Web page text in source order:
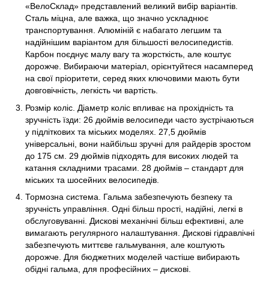
«ВелоСклад» представлений великий вибір варіантів.
Сталь міцна, але важка, що значно ускладнює
транспортування. Алюміній є набагато легшим та
надійнішим варіантом для більшості велосипедистів.
Карбон поєднує малу вагу та жорсткість, але коштує
дорожче. Вибираючи матеріал, орієнтуйтеся насамперед
на свої пріоритети, серед яких ключовими мають бути
довговічність, легкість чи вартість.
Розмір коліс. Діаметр коліс впливає на прохідність та
зручність їзди: 26 дюймів велосипеди часто зустрічаються
у підліткових та міських моделях. 27,5 дюймів
універсальні, вони найбільш зручні для райдерів зростом
до 175 см. 29 дюймів підходять для високих людей та
катання складними трасами. 28 дюймів – стандарт для
міських та шосейних велосипедів.
Тормозна система. Гальма забезпечують безпеку та
зручність управління. Одні більш прості, надійні, легкі в
обслуговуванні. Дискові механічні більш ефективні, але
вимагають регулярного налаштування. Дискові гідравлічні
забезпечують миттєве гальмування, але коштують
дорожче. Для бюджетних моделей частіше вибирають
обідні гальма, для професійних – дискові.